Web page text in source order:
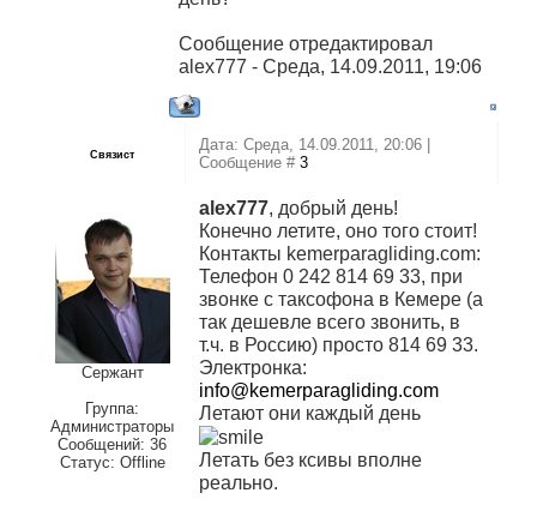
Сообщение отредактировал
alex777 - Среда, 14.09.2011, 19:06
Связист
Дата: Среда, 14.09.2011, 20:06 |
Сообщение # 3
Сержант
Группа:
Администраторы
Сообщений: 36
Статус: Offline
alex777, добрый день!
Конечно летите, оно того стоит!
Контакты kemerparagliding.com:
Телефон 0 242 814 69 33, при
звонке с таксофона в Кемере (а
так дешевле всего звонить, в
т.ч. в Россию) просто 814 69 33.
Электронка:
info@kemerparagliding.com
Летают они каждый день
Летать без ксивы вполне
реально.